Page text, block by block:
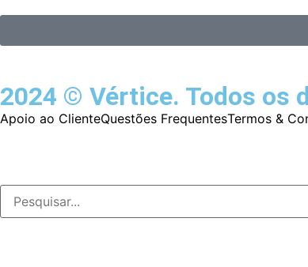
2024 © Vértice. Todos os
Apoio ao ClienteQuestões FrequentesTermos &